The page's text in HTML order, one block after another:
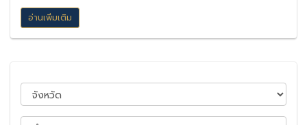
อ่านเพิ่มเติม